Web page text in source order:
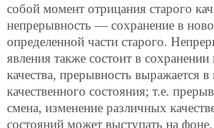
собой момент отрицания старого
непрерывность — сохранение в
определенной части старого.
явления также состоит в сохранении
качества, прерывность выражается
качественного состояния; т.е.
смена, изменение различных
состояний может выступать на